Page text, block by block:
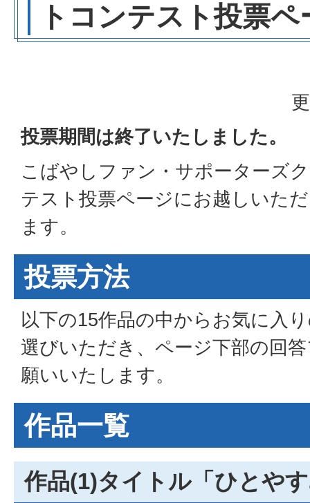
トコンテスト投票ペ
投票期間は終了いたしました。
こばやしファン・サポーターズ
テスト投票ページにお越しいた
ます。
投票方法
以下の15作品の中からお気に入
選びいただき、ページ下部の回
願いいたします。
作品一覧
作品(1)タイトル「ひとや